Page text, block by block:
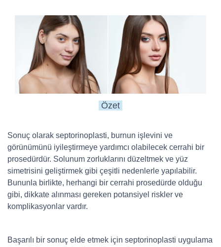
Özet
Sonuç olarak septorinoplasti, burnun işlevini ve
görünümünü iyileştirmeye yardımcı olabilecek cerrahi bir
prosedürdür. Solunum zorluklarını düzeltmek ve yüz
simetrisini geliştirmek gibi çeşitli nedenlerle yapılabilir.
Bununla birlikte, herhangi bir cerrahi prosedürde olduğu
gibi, dikkate alınması gereken potansiyel riskler ve
komplikasyonlar vardır.
Başarılı bir sonuç elde etmek için septorinoplasti uygulama